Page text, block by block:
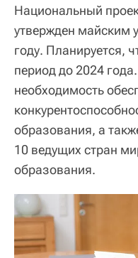
Национальный
утвержден майским
году. Планируется,
период до 2024
необходимость
образования, а
10 ведущих стран
образования.